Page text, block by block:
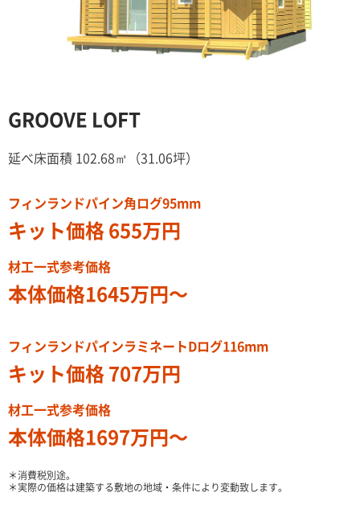
GROOVE LOFT
延べ床面積 102.68㎡（31.06坪）
フィンランドパイン角ログ95mm
キット価格 655万円
材工一式参考価格
本体価格1645万円〜
フィンランドパインラミネートDログ116mm
キット価格 707万円
材工一式参考価格
本体価格1697万円〜
＊消費税別途。
＊実際の価格は建築する敷地の地域・条件により変動致します。